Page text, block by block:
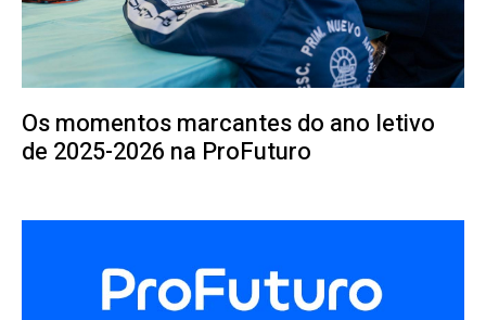
Os momentos marcantes do ano letivo
de 2025-2026 na ProFuturo